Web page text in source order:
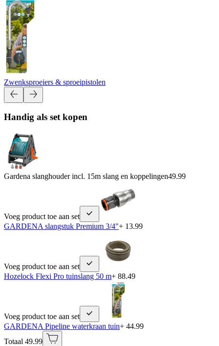
Zwenksproeiers & sproeipistolen
Handig als set kopen
Gardena slanghouder incl. 15m slang en koppelingen49.99
Voeg product toe aan set
GARDENA slangstuk Premium 3/4"+ 13.99
Voeg product toe aan set
Hozelock Flexi Pro tuinslang 50 m+ 88.49
Voeg product toe aan set
GARDENA Pipeline waterkraan tuin+ 44.99
Totaal 49.99